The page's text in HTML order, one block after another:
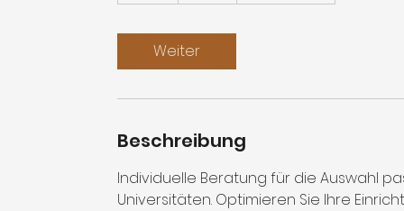
d
Weiter
Beschreibung
Individuelle Beratung für die Auswahl
Universitäten. Optimieren Sie Ihre